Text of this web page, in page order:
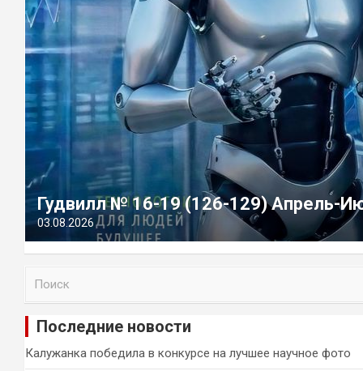
Гудвилл № 16-19 (126-129) Апрель-
03.08.2026
и
Последние новости
Калужанка победила в конкурсе на лучшее научное фото